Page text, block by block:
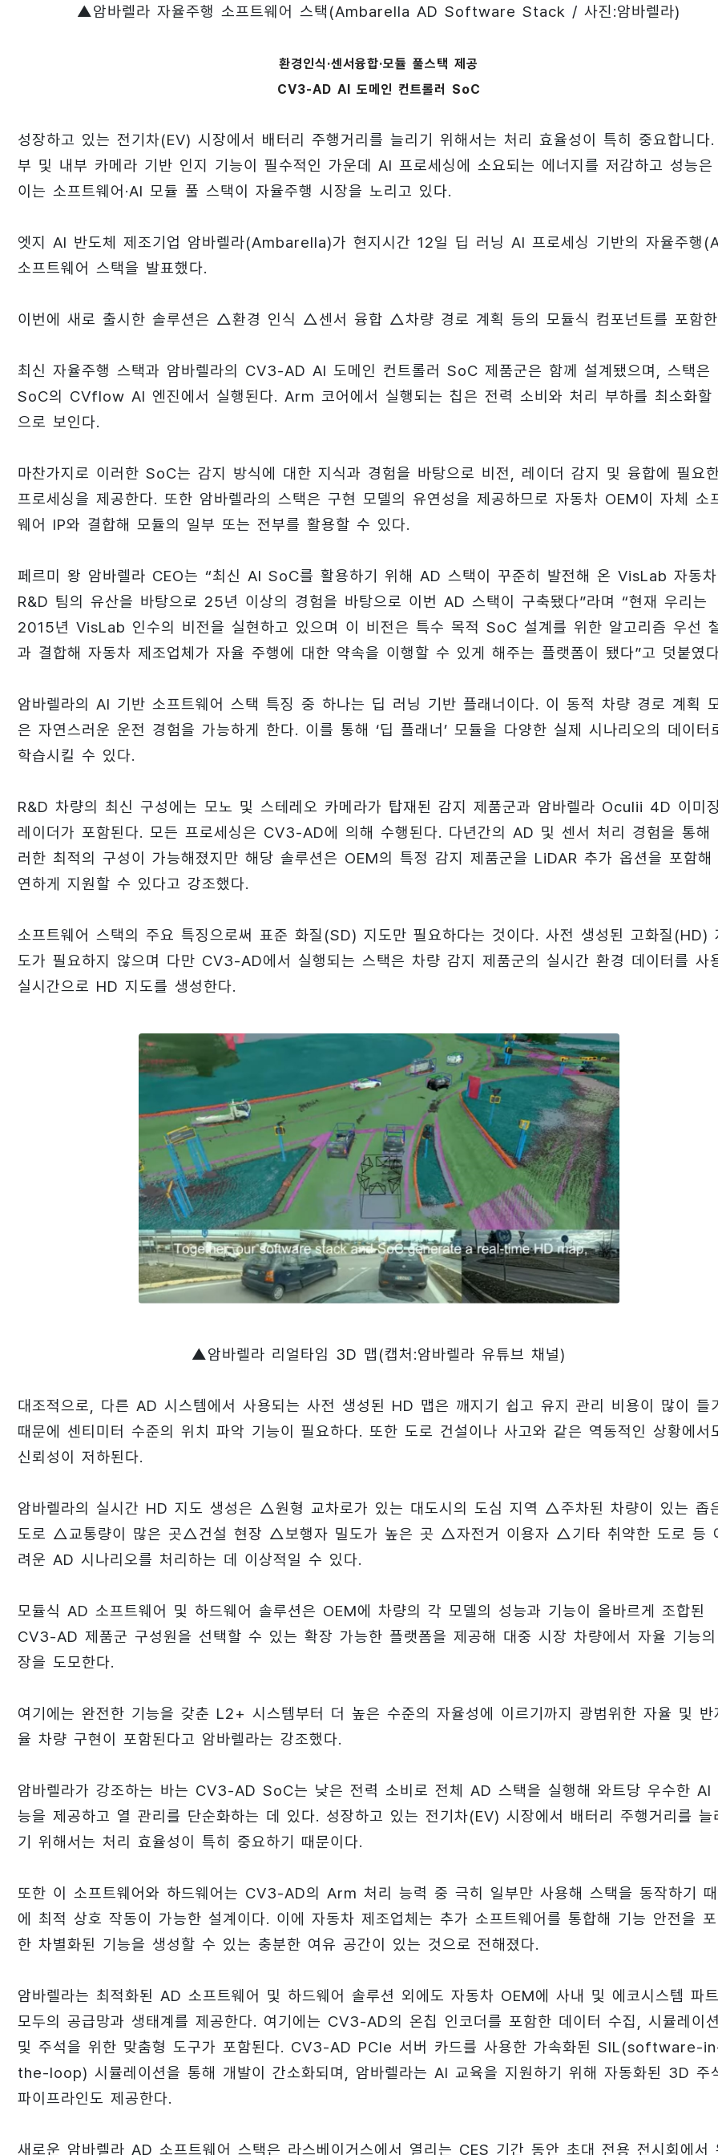
▲암바렐라 자율주행 소프트웨어 스택(Ambarella AD Software Stack / 사진:암바렐라)
환경인식·센서융합·모듈 풀스택 제공
CV3-AD AI 도메인 컨트롤러 SoC
성장하고 있는 전기차(EV) 시장에서 배터리 주행거리를 ​​늘리기 위해서는 처리 효율성이 특히 중요합니다
부 및 내부 카메라 기반 인지 기능이 필수적인 가운데 AI 프로세싱에 소요되는 에너지를 저감하고 성능은
이는 소프트웨어·AI 모듈 풀 스택이 자율주행 시장을 노리고 있다.
엣지 AI 반도체 제조기업 암바렐라(Ambarella)가 현지시간 12일 딥 러닝 AI 프로세싱 기반의 자율주행
소프트웨어 스택을 발표했다.
이번에 새로 출시한 솔루션은 △환경 인식 △센서 융합 △차량 경로 계획 등의 모듈식 컴포넌트를 포함
최신 자율주행 스택과 암바렐라의 CV3-AD AI 도메인 컨트롤러 SoC 제품군은 함께 설계됐으며, 스택은
SoC의 CVflow AI 엔진에서 실행된다. Arm 코어에서 실행되는 칩은 전력 소비와 처리 부하를 최소화할
으로 보인다.
마찬가지로 이러한 SoC는 감지 방식에 대한 지식과 경험을 바탕으로 비전, 레이더 감지 및 융합에 필요
프로세싱을 제공한다. 또한 암바렐라의 스택은 구현 모델의 유연성을 제공하므로 자동차 OEM이 자체 소
웨어 IP와 결합해 모듈의 일부 또는 전부를 활용할 수 있다.
페르미 왕 암바렐라 CEO는 “최신 AI SoC를 활용하기 위해 AD 스택이 꾸준히 발전해 온 VisLab 자동차
R&D 팀의 유산을 바탕으로 25년 이상의 경험을 바탕으로 이번 AD 스택이 구축됐다”라며 “현재 우리는
2015년 VisLab 인수의 비전을 실현하고 있으며 이 비전은 특수 목적 SoC 설계를 위한 알고리즘 우선
과 결합해 자동차 제조업체가 자율 주행에 대한 약속을 이행할 수 있게 해주는 플랫폼이 됐다”고 덧붙였
암바렐라의 AI 기반 소프트웨어 스택 특징 중 하나는 딥 러닝 기반 플래너이다. 이 동적 차량 경로 계획
은 자연스러운 운전 경험을 가능하게 한다. 이를 통해 ‘딥 플래너’ 모듈을 다양한 실제 시나리오의 데이터
학습시킬 수 있다.
R&D 차량의 최신 구성에는 모노 및 스테레오 카메라가 탑재된 감지 제품군과 암바렐라 Oculii 4D 이미
레이더가 포함된다. 모든 프로세싱은 CV3-AD에 의해 수행된다. 다년간의 AD 및 센서 처리 경험을 통해
러한 최적의 구성이 가능해졌지만 해당 솔루션은 OEM의 특정 감지 제품군을 LiDAR 추가 옵션을 포함해
연하게 지원할 수 있다고 강조했다.
소프트웨어 스택의 주요 특징으로써 표준 화질(SD) 지도만 필요하다는 것이다. 사전 생성된 고화질(HD)
도가 필요하지 않으며 다만 CV3-AD에서 실행되는 스택은 차량 감지 제품군의 실시간 환경 데이터를 사
실시간으로 HD 지도를 생성한다.
▲암바렐라 리얼타임 3D 맵(캡처:암바렐라 유튜브 채널)
대조적으로, 다른 AD 시스템에서 사용되는 사전 생성된 HD 맵은 깨지기 쉽고 유지 관리 비용이 많이 들
때문에 센티미터 수준의 위치 파악 기능이 필요하다. 또한 도로 건설이나 사고와 같은 역동적인 상황에서
신뢰성이 저하된다.
암바렐라의 실시간 HD 지도 생성은 △원형 교차로가 있는 대도시의 도심 지역 △주차된 차량이 있는 좁
도로 △교통량이 많은 곳△건설 현장 △보행자 밀도가 높은 곳 △자전거 이용자 △기타 취약한 도로 등
려운 AD 시나리오를 처리하는 데 이상적일 수 있다.
모듈식 AD 소프트웨어 및 하드웨어 솔루션은 OEM에 차량의 각 모델의 성능과 기능이 올바르게 조합된
CV3-AD 제품군 구성원을 선택할 수 있는 확장 가능한 플랫폼을 제공해 대중 시장 차량에서 자율 기능
장을 도모한다.
여기에는 완전한 기능을 갖춘 L2+ 시스템부터 더 높은 수준의 자율성에 이르기까지 광범위한 자율 및 반
율 차량 구현이 포함된다고 암바렐라는 강조했다.
암바렐라가 강조하는 바는 CV3-AD SoC는 낮은 전력 소비로 전체 AD 스택을 실행해 와트당 우수한 AI
능을 제공하고 열 관리를 단순화하는 데 있다. 성장하고 있는 전기차(EV) 시장에서 배터리 주행거리를 ​​늘
기 위해서는 처리 효율성이 특히 중요하기 때문이다.
또한 이 소프트웨어와 하드웨어는 CV3-AD의 Arm 처리 능력 중 극히 일부만 사용해 스택을 동작하기
에 최적 상호 작동이 가능한 설계이다. 이에 자동차 제조업체는 추가 소프트웨어를 통합해 기능 안전을
한 차별화된 기능을 생성할 수 있는 충분한 여유 공간이 있는 것으로 전해졌다.
암바렐라는 최적화된 AD 소프트웨어 및 하드웨어 솔루션 외에도 자동차 OEM에 사내 및 에코시스템 파
모두의 공급망과 생태계를 제공한다. 여기에는 CV3-AD의 온칩 인코더를 포함한 데이터 수집, 시뮬레이
및 주석을 위한 맞춤형 도구가 포함된다. CV3-AD PCIe 서버 카드를 사용한 가속화된 SIL(software-
the-loop) 시뮬레이션을 통해 개발이 간소화되며, 암바렐라는 AI 교육을 지원하기 위해 자동화된 3D 주
파이프라인도 제공한다.
새로운 암바렐라 AD 소프트웨어 스택은 라스베이거스에서 열리는 CES 기간 동안 초대 전용 전시회에서